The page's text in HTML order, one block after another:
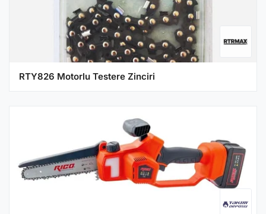
RTY826 Motorlu Testere Zinciri